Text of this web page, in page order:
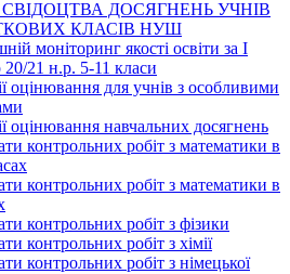
ДОСЯГНЕНЬ УЧНІВ
КЛАСІВ НУШ
моніторинг якості освіти за І
20/21 н.р. 5-11 класи
оцінювання для учнів з особливими
оцінювання навчальних досягнень
контрольних робіт з математики в
контрольних робіт з математики в
контрольних робіт з фізики
контрольних робіт з хімії
контрольних робіт з німецької